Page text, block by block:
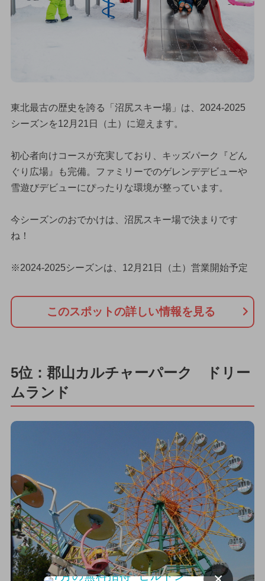
東北最古の歴史を誇る「沼尻スキー場」は、2024-2025
シーズンを12月21日（土）に迎えます。
初心者向けコースが充実しており、キッズパーク『どん
ぐり広場』も完備。ファミリーでのゲレンデデビューや
雪遊びデビューにぴったりな環境が整っています。
今シーズンのおでかけは、沼尻スキー場で決まりです
ね！
※2024-2025シーズンは、12月21日（土）営業開始予定
このスポットの詳しい情報を見る
5位：郡山カルチャーパーク ドリー
ムランド